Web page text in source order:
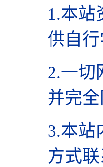
1.本站
供自
2.一切
并完
3.本站
方式